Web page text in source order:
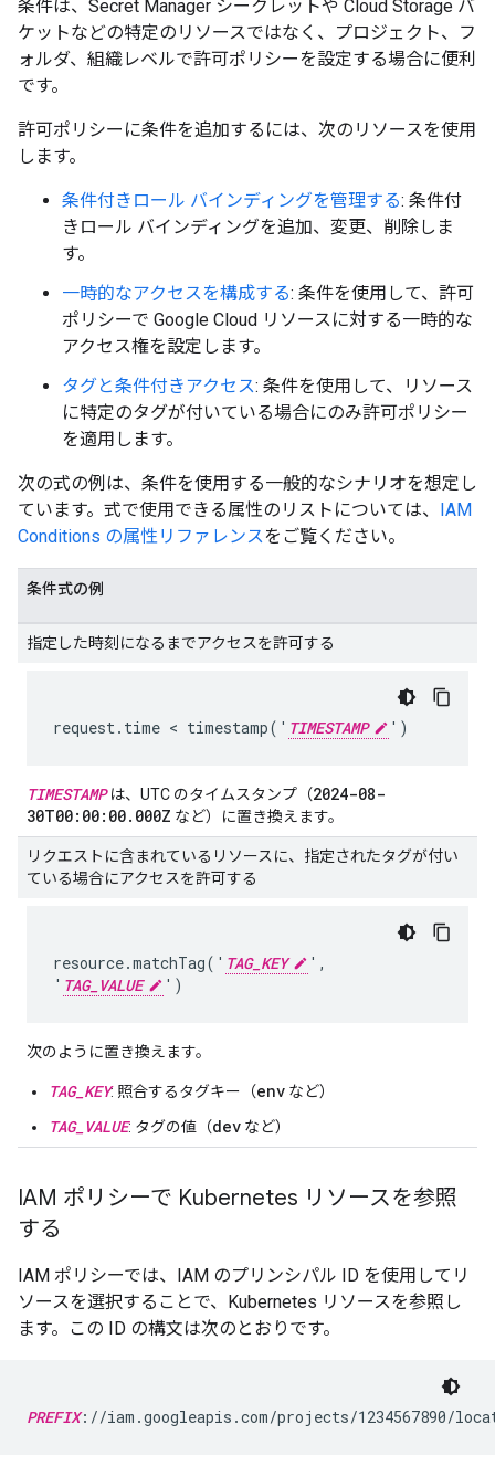
条件は、Secret Manager シークレットや Cloud Storage バ
ケットなどの特定のリソースではなく、プロジェクト、フ
ォルダ、組織レベルで許可ポリシーを設定する場合に便利
です。
許可ポリシーに条件を追加するには、次のリソースを使用
します。
条件付きロール バインディングを管理する: 条件付
きロール バインディングを追加、変更、削除しま
す。
一時的なアクセスを構成する: 条件を使用して、許可
ポリシーで Google Cloud リソースに対する一時的な
アクセス権を設定します。
タグと条件付きアクセス: 条件を使用して、リソース
に特定のタグが付いている場合にのみ許可ポリシー
を適用します。
次の式の例は、条件を使用する一般的なシナリオを想定し
ています。式で使用できる属性のリストについては、 IAM
Conditions の属性リファレンスをご覧ください。
条件式の例
指定した時刻になるまでアクセスを許可する
request.time < timestamp(' TIMESTAMP ')
TIMESTAMPは、UTC のタイムスタンプ（2024-08-
30T00:00:00.000Z など）に置き換えます。
リクエストに含まれているリソースに、指定されたタグが付い
ている場合にアクセスを許可する
resource.matchTag(' TAG_KEY
',
' TAG_VALUE ')
次のように置き換えます。
TAG_KEY: 照合するタグキー（env など）
TAG_VALUE: タグの値（dev など）
IAM ポリシーで Kubernetes リソースを参照
する
IAM ポリシーでは、IAM のプリンシパル ID を使用してリ
ソースを選択することで、Kubernetes リソースを参照し
ます。この ID の構文は次のとおりです。
PREFIX://iam.googleapis.com/projects/1234567890/